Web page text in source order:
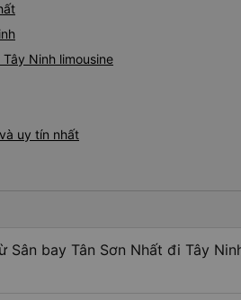
Ninh limousine
uy tín nhất
Sân bay Tân Sơn Nhất đi Tây